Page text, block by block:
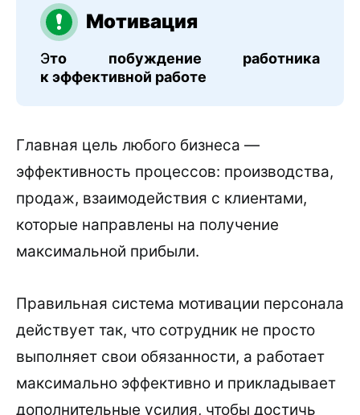
Мотивация
Это побуждение работника
к эффективной работе
Главная цель любого бизнеса —
эффективность процессов: производства,
продаж, взаимодействия с клиентами,
которые направлены на получение
максимальной прибыли.
Правильная система мотивации персонала
действует так, что сотрудник не просто
выполняет свои обязанности, а работает
максимально эффективно и прикладывает
дополнительные усилия, чтобы достичь